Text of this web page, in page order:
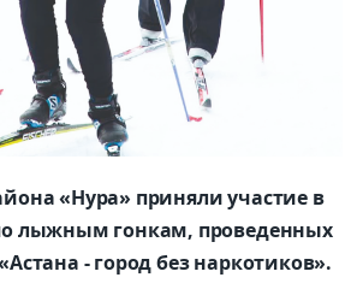
«Нура» приняли участие в
лыжным гонкам, проведенных
- город без наркотиков».